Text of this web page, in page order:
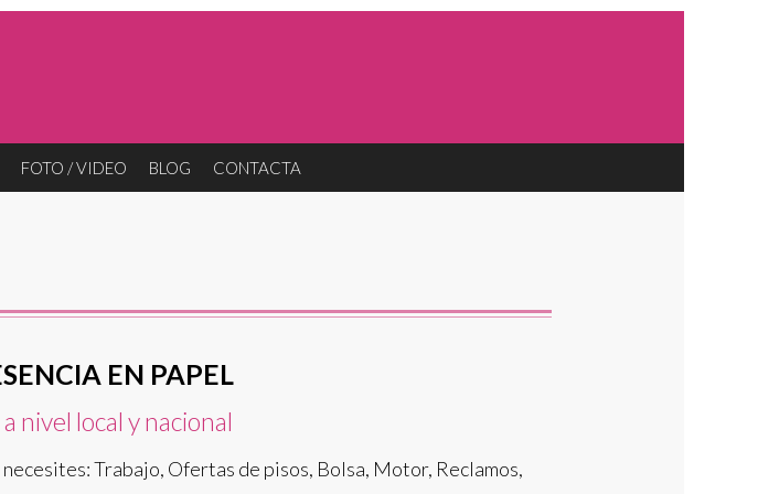
FOTO / VIDEO BLOG CONTACTA
EN PAPEL
nivel local y nacional
Trabajo, Ofertas de pisos, Bolsa, Motor, Reclamos,